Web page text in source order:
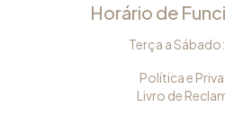
Horário de
Terça a
Política e
Livro de